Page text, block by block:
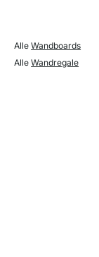
AlleWandboards
AlleWandregale